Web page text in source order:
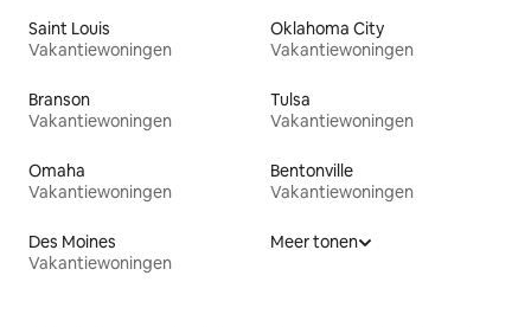
Saint Louis
Vakantiewoningen
Oklahoma City
Vakantiewoningen
Branson
Vakantiewoningen
Tulsa
Vakantiewoningen
Omaha
Vakantiewoningen
Bentonville
Vakantiewoningen
Des Moines
Vakantiewoningen
Meer tonen